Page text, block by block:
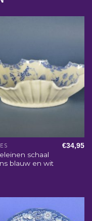
schaal
blauw en wit
€34,95